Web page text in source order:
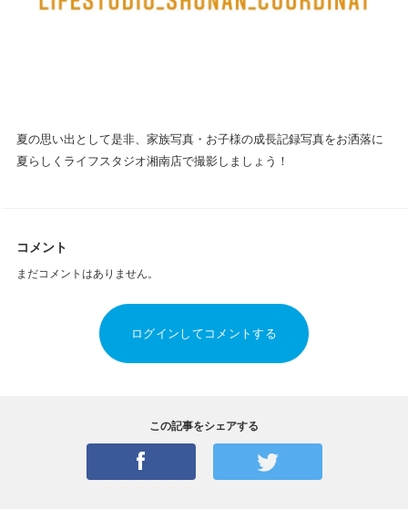
夏の思い出として是非、家族写真・お子様の成長記録写真をお洒落に
夏らしくライフスタジオ湘南店で撮影しましょう！
コメント
まだコメントはありません。
ログインしてコメントする
この記事をシェアする